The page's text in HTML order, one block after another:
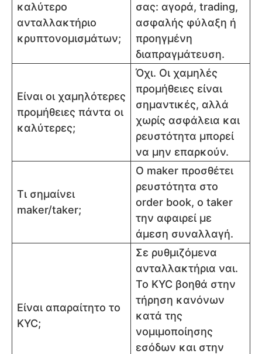
καλύτερο
ανταλλακτήριο
κρυπτονομισμάτων;
σας: αγορά, trading,
ασφαλής φύλαξη ή
προηγμένη
διαπραγμάτευση.
Είναι οι χαμηλότερες
προμήθειες πάντα οι
καλύτερες;
Όχι. Οι χαμηλές
προμήθειες είναι
σημαντικές, αλλά
χωρίς ασφάλεια και
ρευστότητα μπορεί
να μην επαρκούν.
Τι σημαίνει
maker/taker;
Ο maker προσθέτει
ρευστότητα στο
order book, ο taker
την αφαιρεί με
άμεση συναλλαγή.
Είναι απαραίτητο το
KYC;
Σε ρυθμιζόμενα
ανταλλακτήρια ναι.
Το KYC βοηθά στην
τήρηση κανόνων
κατά της
νομιμοποίησης
εσόδων και στην